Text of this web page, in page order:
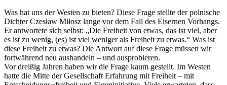
Was hat uns der Westen zu bieten? Diese Frage stellte der polnische
Dichter Czesław Miłosz lange vor dem Fall des Eisernen Vorhangs.
Er antwortete sich selbst: „Die Freiheit von etwas, das ist viel, aber
es ist zu wenig, (es) ist viel weniger als Freiheit zu etwas.“ Was ist
diese Freiheit zu etwas? Die Antwort auf diese Frage müssen wir
fortwährend neu aushandeln – und ausprobieren.
Vor dreißig Jahren haben wir die Frage kaum gestellt. Im Westen
hatte die Mitte der Gesellschaft Erfahrung mit Freiheit – mit